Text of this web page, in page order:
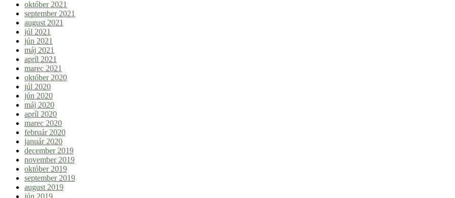
október 2021
september 2021
august 2021
júl 2021
jún 2021
máj 2021
apríl 2021
marec 2021
október 2020
júl 2020
jún 2020
máj 2020
apríl 2020
marec 2020
február 2020
január 2020
december 2019
november 2019
október 2019
september 2019
august 2019
jún 2019